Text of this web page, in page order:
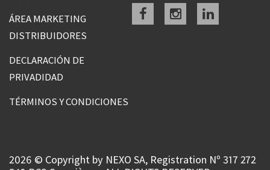
ÁREA MARKETING
DISTRIBUIDORES
DECLARACIÓN DE
PRIVADIDAD
TÉRMINOS Y CONDICIONES
Facebookinstagramlinkedin
2026 © Copyright by NEXO SA, Registration Nº 317 272